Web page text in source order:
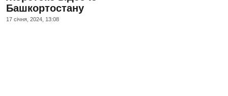
Башкортостану
17 сiчня, 2024, 13:08